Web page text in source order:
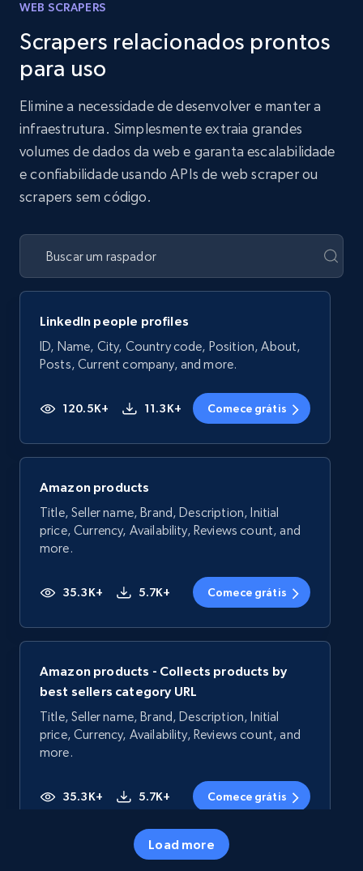
WEB SCRAPERS
Scrapers relacionados prontos
para uso
Elimine a necessidade de desenvolver e manter a
infraestrutura. Simplesmente extraia grandes
volumes de dados da web e garanta escalabilidade
e confiabilidade usando APIs de web scraper ou
scrapers sem código.
LinkedIn people profiles
ID, Name, City, Country code, Position, About,
Posts, Current company, and more.
120.5K+ 11.3K+ Comece grátis
Amazon products
Title, Seller name, Brand, Description, Initial
price, Currency, Availability, Reviews count, and
more.
35.3K+ 5.7K+ Comece grátis
Amazon products - Collects products by
best sellers category URL
Title, Seller name, Brand, Description, Initial
price, Currency, Availability, Reviews count, and
more.
35.3K+ 5.7K+ Comece grátis
Load more